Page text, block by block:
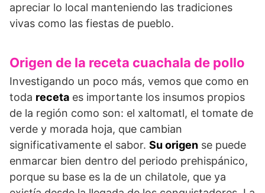
apreciar lo local manteniendo las tradiciones
vivas como las fiestas de pueblo.
Origen de la receta cuachala de pollo
Investigando un poco más, vemos que como en
toda receta es importante los insumos propios
de la región como son: el xaltomatl, el tomate de
verde y morada hoja, que cambian
significativamente el sabor. Su origen se puede
enmarcar bien dentro del periodo prehispánico,
porque su base es la de un chilatole, que ya